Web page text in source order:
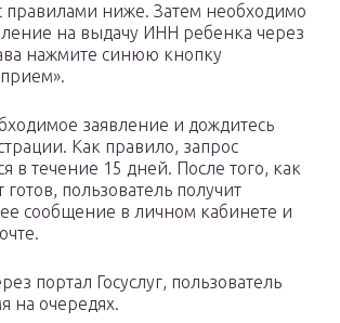
правилами ниже. Затем необходимо
на выдачу ИНН ребенка через
нажмите синюю кнопку
прием».
заявление и дождитесь
Как правило, запрос
в течение 15 дней. После того, как
готов, пользователь получит
сообщение в личном кабинете и
портал Госуслуг, пользователь
на очередях.